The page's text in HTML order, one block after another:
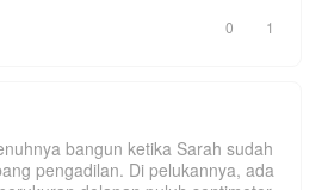
0 1
bangun ketika Sarah sudah
pengadilan. Di pelukannya, ada